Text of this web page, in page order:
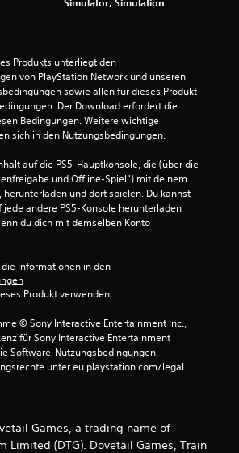
Produkts unterliegt den
von PlayStation Network und unseren
sowie allen für dieses Produkt
Der Download erfordert die
Bedingungen. Weitere wichtige
sich in den Nutzungsbedingungen.
auf die PS5-Hauptkonsole, die (über die
und Offline-Spiel“) mit deinem
herunterladen und dort spielen. Du kannst
andere PS5-Konsole herunterladen
du dich mit demselben Konto
Informationen in den
Produkt verwenden.
© Sony Interactive Entertainment Inc.,
für Sony Interactive Entertainment
Software-Nutzungsbedingungen.
unter eu.playstation.com/legal.
Games, a trading name of
Limited (DTG). Dovetail Games, Train